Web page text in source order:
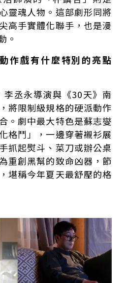
靈魂人物。這部劇形同將
高手實體化聯手，也是漫
。
作戲有什麼特別的亮點
丞永導演與《30天》南
將限制級規格的硬派動作
。劇中最大特色是蘇志燮
格鬥」，一邊穿著襯衫展
抓起熨斗、菜刀或辦公桌
重創黑幫的致命凶器，節
堪稱今年夏天最舒壓的格